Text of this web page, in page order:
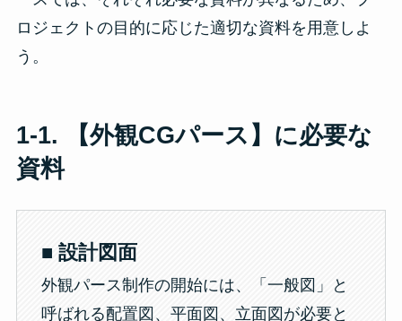
ロジェクトの目的に応じた適切な資料を用意しよ
う。
1-1.
【外観CGパース】に必要な
資料
■ 設計図面
外観パース制作の開始には、「一般図」と
呼ばれる配置図、平面図、立面図が必要と